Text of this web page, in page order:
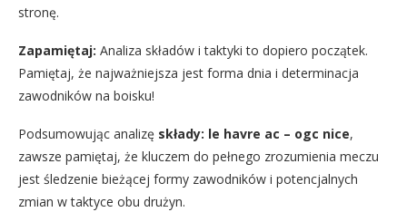
stronę.
Zapamiętaj: Analiza składów i taktyki to dopiero początek.
Pamiętaj, że najważniejsza jest forma dnia i determinacja
zawodników na boisku!
Podsumowując analizę składy: le havre ac – ogc nice,
zawsze pamiętaj, że kluczem do pełnego zrozumienia meczu
jest śledzenie bieżącej formy zawodników i potencjalnych
zmian w taktyce obu drużyn.